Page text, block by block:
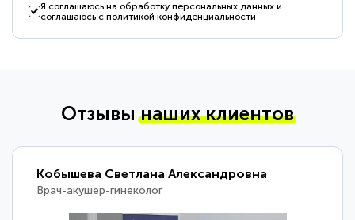
Я соглашаюсь на обработку персональных данных и
соглашаюсь сполитикой конфиденциальности
Отзывынаших клиентов
Кобышева Светлана Александровна
Врач-акушер-гинеколог